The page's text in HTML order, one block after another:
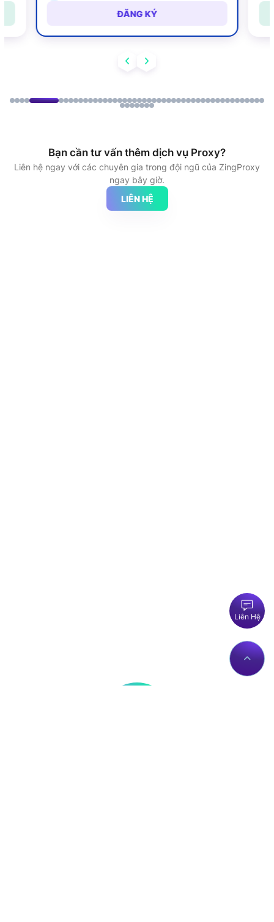
ĐĂNG KÝ
Bạn cần tư vấn thêm dịch vụ Proxy?
Liên hệ ngay với các chuyên gia trong đội ngũ của ZingProxy
ngay bây giờ.
LIÊN HỆ
Liên Hệ